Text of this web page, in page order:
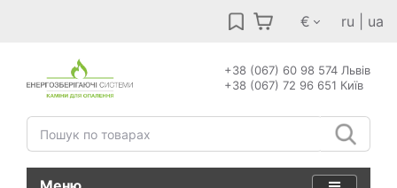
€ ru ua
+38 (067) 60 98 574 Львів
+38 (067) 72 96 651 Київ